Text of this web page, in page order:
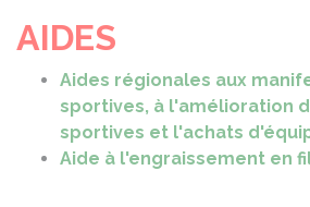
AIDES
Aides régionales aux
sportives, à l'amélioration
sportives et l'achats
Aide à l'engraissement en